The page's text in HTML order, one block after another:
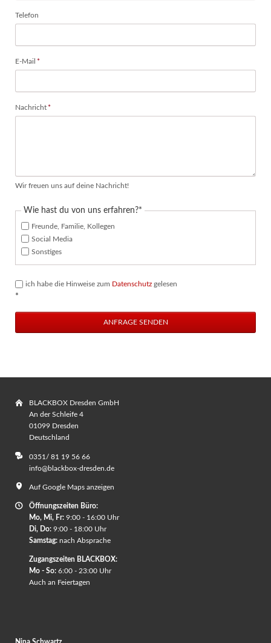
Telefon
Pflichtfeld
E-Mail *
Pflichtfeld
Nachricht *
Wir freuen uns auf deine Nachricht!
Pflichtfeld
Wie hast du von uns erfahren?*
Freunde, Familie, Kollegen
Social Media
Sonstiges
ich habe die Hinweise zum Datenschutzgelesen
*
ANFRAGE SENDEN
BLACKBOX Dresden GmbH
An der Schleife 4
01099 Dresden
Deutschland
0351/ 81 19 56 66
info@blackbox-dresden.de
Auf Google Maps anzeigen
Öffnungszeiten Büro:
Mo, Mi, Fr:9:00 - 16:00 Uhr
Di, Do:9:00 - 18:00 Uhr
Samstag:nach Absprache
Zugangszeiten BLACKBOX:
Mo - So: 6:00 - 23:00 Uhr
Auch an Feiertagen